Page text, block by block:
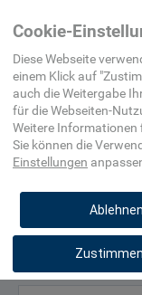
Drehzahl,
Cookie-
Diese Webseite
einem Klick auf "
auch die Weitergabe
für dieWebseiten-
Weitere Informationen
Sie können die
Einstellungen
Ablehnen
Zustimmen